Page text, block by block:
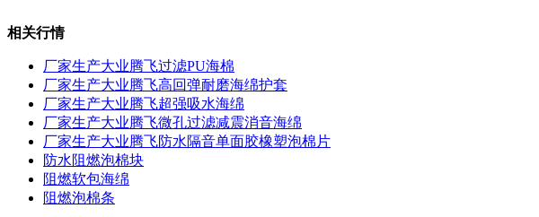
相关行情
厂家生产大业腾飞过滤PU海棉
厂家生产大业腾飞高回弹耐磨海绵护套
厂家生产大业腾飞超强吸水海绵
厂家生产大业腾飞微孔过滤减震消音海绵
厂家生产大业腾飞防水隔音单面胶橡塑泡棉片
防水阻燃泡棉块
阻燃软包海绵
阻燃泡棉条